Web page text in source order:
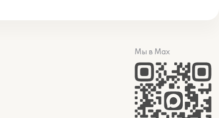
Мы в Max